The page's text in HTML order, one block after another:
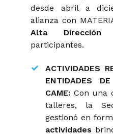
desde abril a
alianza con
Alta Dirección
participantes.
ACTIVIDADES
ENTIDADES
CAME:Con una
talleres, la
gestionó en
actividades